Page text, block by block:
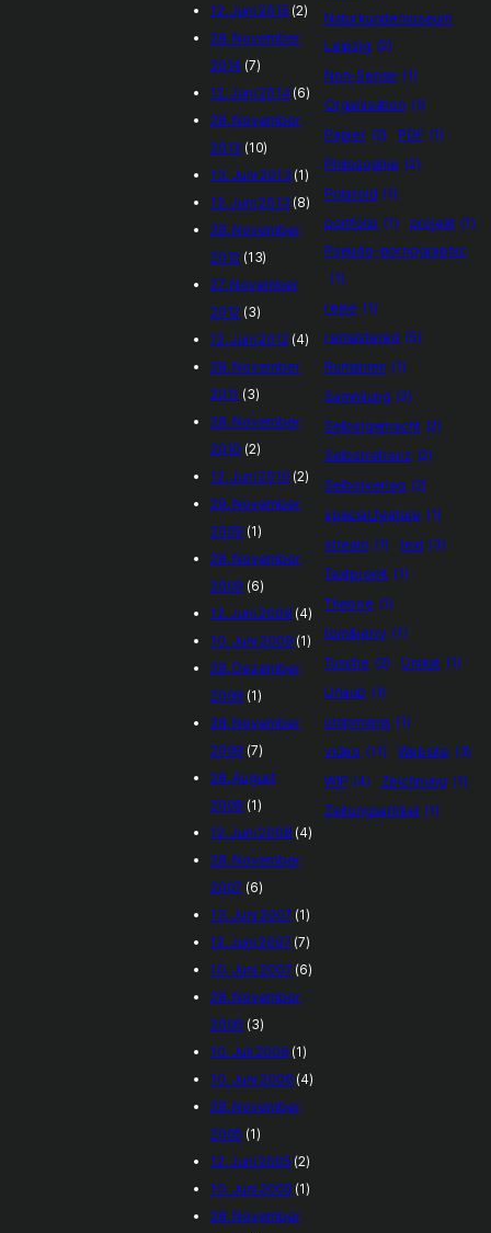
12. Juni 2015 (2)
28. November
2014 (7)
12. Juni 2014(6)
28. November
2013 (10)
13. Juni 2013 (1)
12. Juni 2013 (8)
28. November
2012 (13)
27. November
2012 (3)
12. Juni 2012 (4)
28. November
2011 (3)
28. November
2010 (2)
12. Juni 2010 (2)
29. November
2009 (1)
28. November
2009 (6)
12. Juni 2009 (4)
10. Juni 2009 (1)
28. Dezember
2008 (1)
28. November
2008 (7)
28. August
2008 (1)
12. Juni 2008 (4)
28. November
2007 (6)
13. Juni 2007 (1)
12. Juni 2007 (7)
10. Juni 2007 (6)
28. November
2006 (3)
10. Juli 2006 (1)
10. Juni 2006 (4)
28. November
2005 (1)
12. Juni 2005 (2)
10. Juni 2005 (1)
28. November
Naturkundemuseum
Leipzig (2)
Non-Sense (1)
Organisation (1)
Papier (2) PDF (1)
Philosophie (2)
Polaroid (1)
portfolio (1) projekt (1)
Pseudo-pornographic
(1)
reise (1)
remastered (5)
Rumänien (1)
Sammlung (2)
Selbstgemacht (2)
Selbstrefrenz (2)
Selbstverlag (2)
special_feature (1)
stream (1) text (3)
Textpromt (1)
Theorie (1)
tom&jerry (1)
Tusche (2) Unikat (1)
Urlaub (1)
utopmania (1)
video (11) Website (3)
WIP (4) Zeichnung (1)
Zeitungsartikel (1)